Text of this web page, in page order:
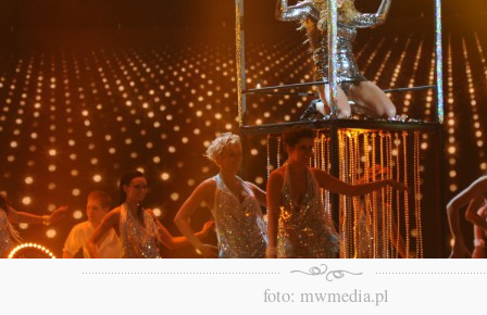
foto: mwmedia.pl